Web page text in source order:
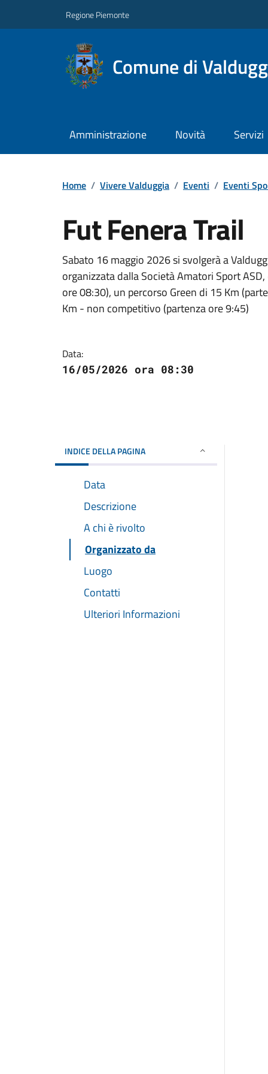
Regione Piemonte
Comune di
Amministrazione Novità Servizi
Home / Vivere Valduggia / Eventi / Eventi
Fut Fenera Trail
Sabato 16 maggio 2026 si svolgerà a
organizzata dalla Società Amatori Sport
ore 08:30), un percorso Green di 15 Km
Km - non competitivo (partenza ore 9:45)
Data:
16/05/2026 ora 08:30
INDICE DELLA PAGINA
Data
Descrizione
A chi è rivolto
Organizzato da
Luogo
Contatti
Ulteriori Informazioni